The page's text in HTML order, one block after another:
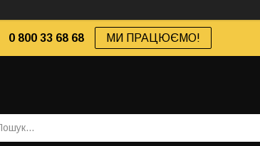
0 800 33 68 68 МИ ПРАЦЮЄМО!